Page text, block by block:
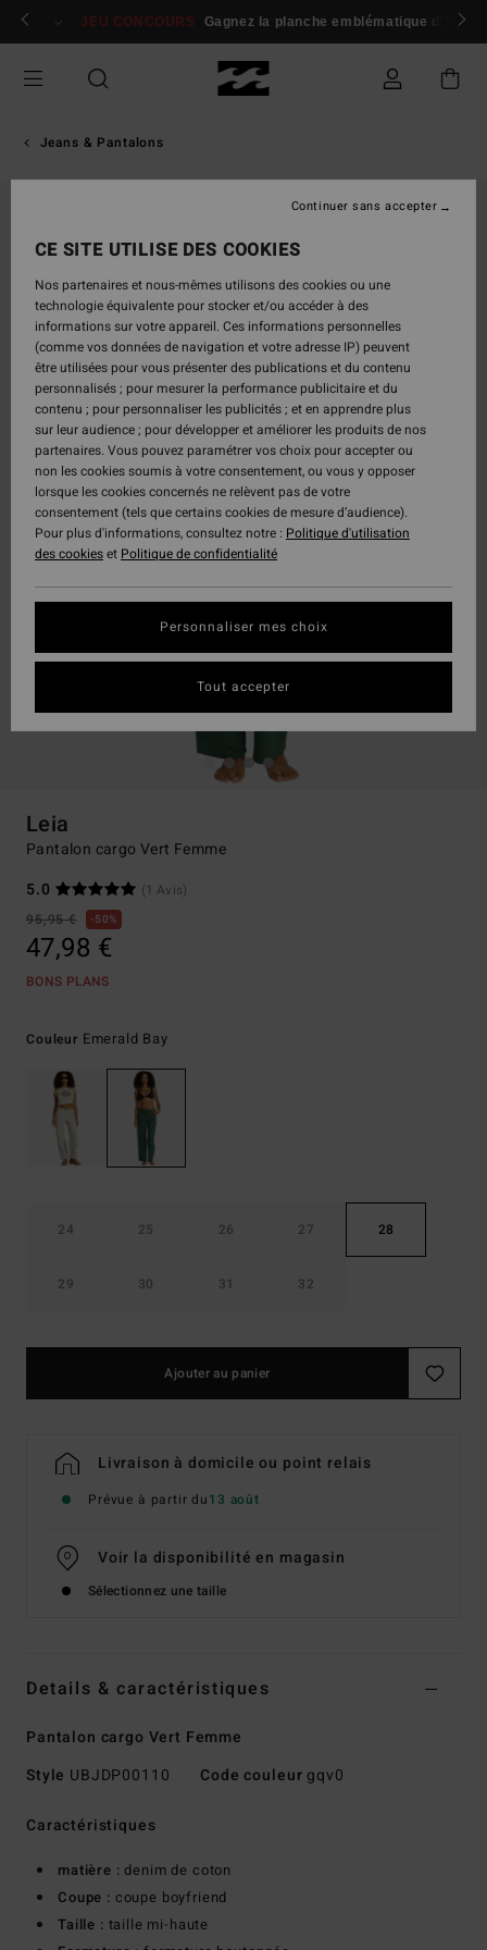
Passer
Se connecter / s'inscrire
JEU CONCOURS Gagnez la planche emblématique d'Andy
Jeans & Pantalons
Leia
Pantalon cargo Vert Femme
5.0
(1 Avis)
95,95 €
50%
47,98 €
BONS PLANS
Couleur Emerald Bay
24 25 26 27 28
29 30 31 32
Ajouter au panier
Livraison à domicile ou point relais
Prévue à partir du13 août
Voir la disponibilité en magasin
Sélectionnez une taille
Details & caractéristiques
Pantalon cargo Vert Femme
Style UBJDP00110 Code couleur gqv0
Caractéristiques
matière : denim de coton
Coupe : coupe boyfriend
Taille : taille mi-haute
CE SITE UTILISE DES COOKIES
Nos partenaires et nous-mêmes utilisons des cookies ou une
technologie équivalente pour stocker et/ou accéder à des
informations sur votre appareil. Ces informations personnelles
(comme vos données de navigation et votre adresse IP) peuvent
être utilisées pour vous présenter des publications et du contenu
personnalisés ; pour mesurer la performance publicitaire et du
contenu ; pour personnaliser les publicités ; et en apprendre plus
sur leur audience ; pour développer et améliorer les produits de nos
partenaires. Vous pouvez paramétrer vos choix pour accepter ou
non les cookies soumis à votre consentement, ou vous y opposer
lorsque les cookies concernés ne relèvent pas de votre
consentement (tels que certains cookies de mesure d’audience).
Pour plus d'informations, consultez notre : Politique d'utilisation
des cookieset Politique de confidentialité
Personnaliser mes choix
Continuer sans accepter
Tout accepter